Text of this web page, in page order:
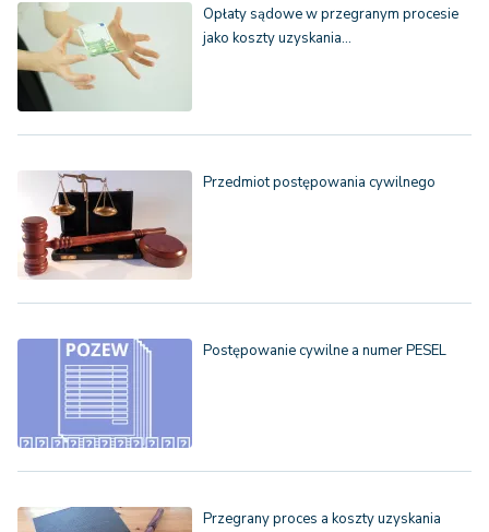
Opłaty sądowe w przegranym procesie
jako koszty uzyskania…
Przedmiot postępowania cywilnego
Postępowanie cywilne a numer PESEL
Przegrany proces a koszty uzyskania